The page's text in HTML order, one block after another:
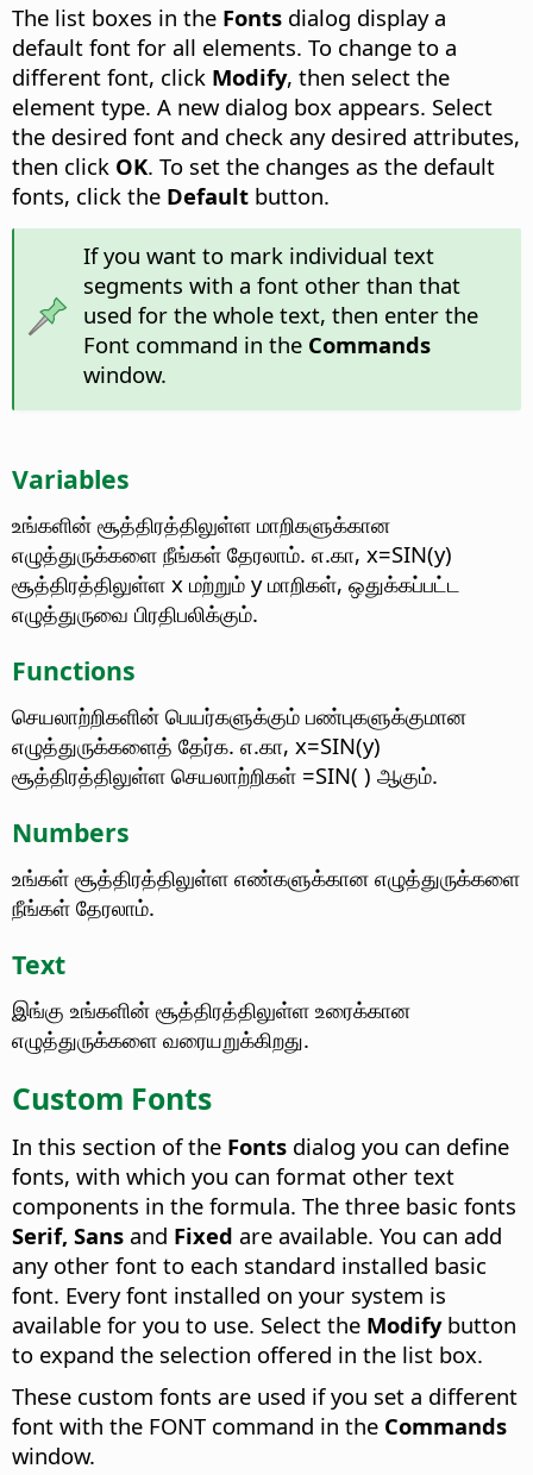
The list boxes in the Fonts dialog display a
default font for all elements. To change to a
different font, click Modify, then select the
element type. A new dialog box appears. Select
the desired font and check any desired attributes,
then click OK. To set the changes as the default
fonts, click the Default button.
If you want to mark individual text
segments with a font other than that
used for the whole text, then enter the
Font command in the Commands
window.
Variables
உங்களின் சூத்திரத்திலுள்ள மாறிகளுக்கான
எழுத்துருக்களை நீங்கள் தேரலாம். எ.கா, x=SIN(y)
சூத்திரத்திலுள்ள x மற்றும் y மாறிகள், ஒதுக்கப்பட்ட
எழுத்துருவை பிரதிபலிக்கும்.
Functions
செயலாற்றிகளின் பெயர்களுக்கும் பண்புகளுக்குமான
எழுத்துருக்களைத் தேர்க. எ.கா, x=SIN(y)
சூத்திரத்திலுள்ள செயலாற்றிகள் =SIN( ) ஆகும்.
Numbers
உங்கள் சூத்திரத்திலுள்ள எண்களுக்கான எழுத்துருக்களை
நீங்கள் தேரலாம்.
Text
இங்கு உங்களின் சூத்திரத்திலுள்ள உரைக்கான
எழுத்துருக்களை வரையறுக்கிறது.
Custom Fonts
In this section of the Fonts dialog you can define
fonts, with which you can format other text
components in the formula. The three basic fonts
Serif, Sans and Fixed are available. You can add
any other font to each standard installed basic
font. Every font installed on your system is
available for you to use. Select the Modifybutton
to expand the selection offered in the list box.
These custom fonts are used if you set a different
font with the FONT command in the Commands
window.